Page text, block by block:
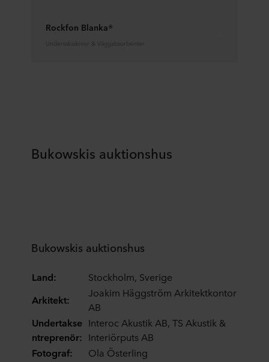
Rockfon Blanka®
Undertaksskivor & Väggabsorbenter
Bukowskis auktionshus
Bukowskis auktionshus
Land:
Stockholm, Sverige
Arkitekt:
Joakim Häggström Arkitektkontor
AB
Undertakse
ntreprenör:
Interoc Akustik AB, TS Akustik &
Interiörputs AB
Fotograf:
Ola Österling